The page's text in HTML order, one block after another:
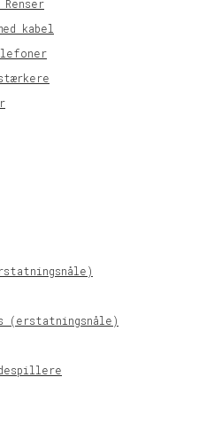
kabel
(erstatningsnåle)